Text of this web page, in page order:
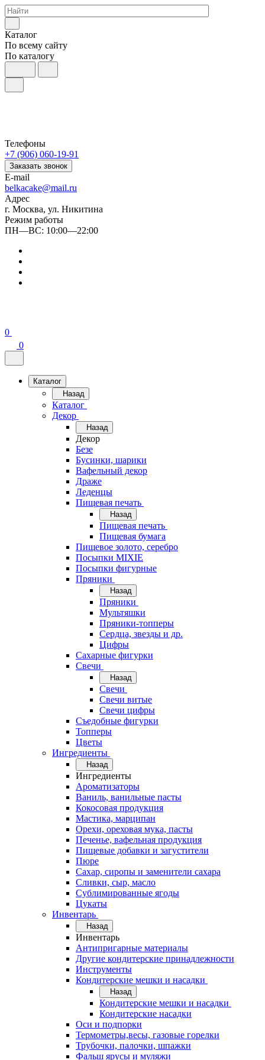
Каталог
По всему сайту
По каталогу
Телефоны
+7 (906) 060-19-91
Заказать звонок
E-mail
belkacake@mail.ru
Адрес
г. Москва, ул. Никитина
Режим работы
ПН—ВС: 10:00—22:00
0
0
Каталог
Назад
Каталог
Декор
Назад
Декор
Безе
Бусинки, шарики
Вафельный декор
Драже
Леденцы
Пищевая печать
Назад
Пищевая печать
Пищевая бумага
Пищевое золото, серебро
Посыпки MIXIE
Посыпки фигурные
Пряники
Назад
Пряники
Мультяшки
Пряники-топперы
Сердца, звезды и др.
Цифры
Сахарные фигурки
Свечи
Назад
Свечи
Свечи витые
Свечи цифры
Съедобные фигурки
Топперы
Цветы
Ингредиенты
Назад
Ингредиенты
Ароматизаторы
Ваниль, ванильные пасты
Кокосовая продукция
Мастика, марципан
Орехи, ореховая мука, пасты
Печенье, вафельная продукция
Пищевые добавки и загустители
Пюре
Сахар, сиропы и заменители сахара
Сливки, сыр, масло
Сублимированные ягоды
Цукаты
Инвентарь
Назад
Инвентарь
Антипригарные материалы
Другие кондитерские принадлежности
Инструменты
Кондитерские мешки и насадки
Назад
Кондитерские мешки и насадки
Кондитерские насадки
Оси и подпорки
Термометры,весы, газовые горелки
Трубочки, палочки, шпажки
Фальш ярусы и муляжи